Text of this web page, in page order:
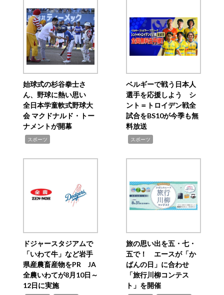
始球式の杉谷拳士さ
ん、野球に熱い思い
全日本学童軟式野球大
会 マクドナルド・トー
ナメントが開幕
スポーツ
ベルギーで戦う日本人
選手を応援しよう シ
ント＝トロイデン戦全
試合をBS10が今季も無
料放送
スポーツ
ドジャースタジアムで
「いわて牛」など岩手
県産農畜産物をPR JA
全農いわてが8月10日～
12日に実施
旅の思い出を五・七・
五で！ エースが「か
ばんの日」に合わせ
「旅行川柳コンテス
ト」を開催